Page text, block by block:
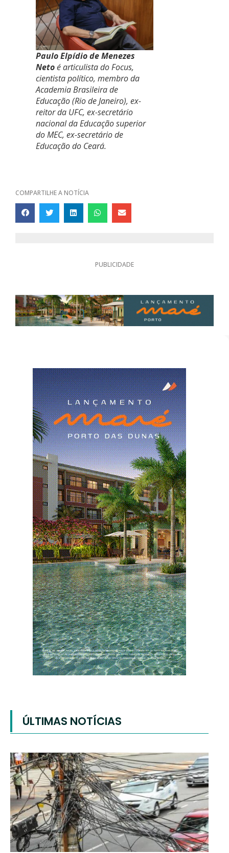
Paulo Elpídio de Menezes
Netoé articulista do Focus,
cientista político, membro da
Academia Brasileira de
Educação (Rio de Janeiro), ex-
reitor da UFC, ex-secretário
nacional da Educação superior
do MEC, ex-secretário de
Educação do Ceará.
COMPARTILHE A NOTÍCIA
PUBLICIDADE
ÚLTIMAS NOTÍCIAS